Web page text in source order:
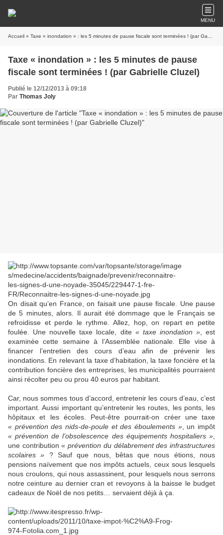
MENU
Accueil » Taxe « inondation » : les 5 minutes de pause fiscale sont terminées ! (par Gabrielle Cluzel)
Taxe « inondation » : les 5 minutes de pause
fiscale sont terminées ! (par Gabrielle Cluzel)
Publié le 12/12/2013 à 09:18
Par Thomas Joly
On disait qu’en France, on faisait une pause fiscale. Une pause
de 5 minutes, alors. Il aurait été dommage que le Français se
refroidisse et perde le rythme. Allez, hop, on repart en petite
foulée. Une nouvelle taxe locale, dite « taxe inondation », est
examinée cette semaine à l’Assemblée nationale. Elle vise à
financer l’entretien des cours d’eau afin de prévenir les
inondations. En relevant la taxe d’habitation, la taxe foncière et la
contribution foncière des entreprises, les municipalités pourraient
ainsi récolter peu ou prou 40 euros par habitant.
Car, nous sommes tous d’accord, entretenir les cours d’eau, c’est
important. Aussi important qu’entretenir les routes, les ponts, les
hôpitaux et les écoles. Peut-être pourrait-on créer une taxe
« prévention des nids-de-poule et des éboulements », un impôt
« prévention de l’obsolescence des équipements hospitaliers »
une contribution« prévention du délabrement des infrastructures
scolaires » ? Sauf que nous, bêtas que nous étions, nous
pensions naïvement que nos impôts actuels, ceux sous lesquels
nous croulons, qui nous assassinent, pour lesquels nous serrons
notre ceinture au dernier cran et revoyons à la baisse le budget
cadeaux de Noël de nos petits… servaient déjà à ça.